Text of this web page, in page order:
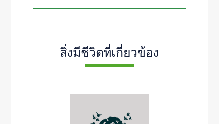
สิ่งมีชีวิตที่เกี่ยวข้อง